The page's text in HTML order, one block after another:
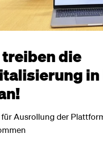
die
in
Ausrollung der